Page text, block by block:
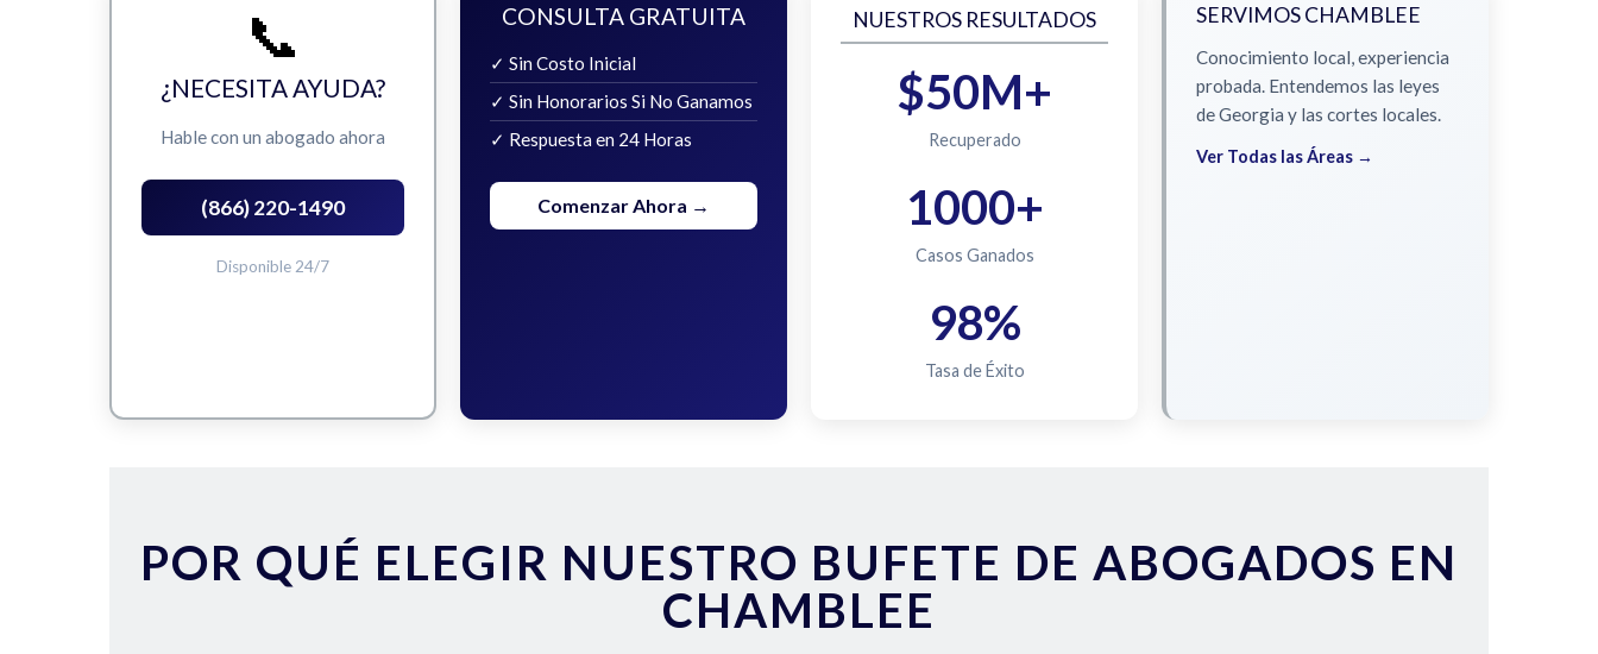
📞
¿NECESITA AYUDA?
Hable con un abogado ahora
(866) 220-1490
Disponible 24/7
CONSULTA GRATUITA
✓ Sin Costo Inicial
✓ Sin Honorarios Si No Ganamos
✓ Respuesta en 24 Horas
Comenzar Ahora →
NUESTROS RESULTADOS
$50M+
Recuperado
1000+
Casos Ganados
98%
Tasa de Éxito
SERVIMOS CHAMBLEE
Conocimiento local, experiencia
probada. Entendemos las leyes
de Georgia y las cortes locales.
Ver Todas las Áreas →
POR QUÉ ELEGIR NUESTRO BUFETE DE ABOGADOS EN
CHAMBLEE